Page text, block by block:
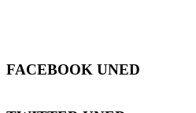
FACEBOOK UNED